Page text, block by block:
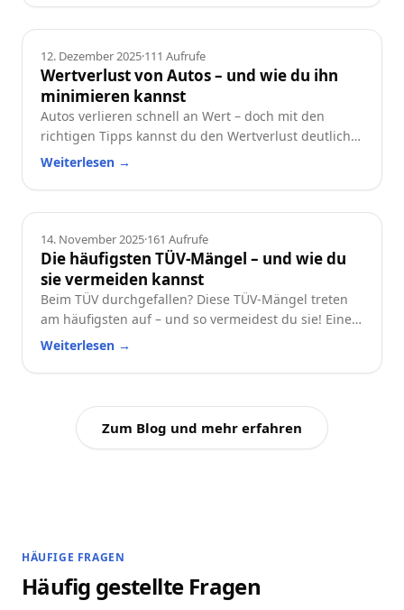
Ratgeber
12. Dezember 2025·111 Aufrufe
Wertverlust von Autos – und wie du ihn
minimieren kannst
Autos verlieren schnell an Wert – doch mit den
richtigen Tipps kannst du den Wertverlust deutlich
reduzieren. Erfahre, welche Faktoren besonders
wertstabil hältst.
Weiterlesen →
Ratgeber
14. November 2025·161 Aufrufe
Die häufigsten TÜV-Mängel – und wie du
sie vermeiden kannst
Beim TÜV durchgefallen? Diese TÜV-Mängel treten
am häufigsten auf – und so vermeidest du sie! Eine
praktische Checkliste für alle Autofahrer.
Weiterlesen →
Zum Blog und mehr erfahren
HÄUFIGE FRAGEN
Häufig gestellte Fragen